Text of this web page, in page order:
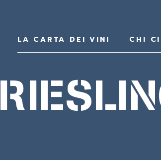
LA CARTA DEI VINI CHI